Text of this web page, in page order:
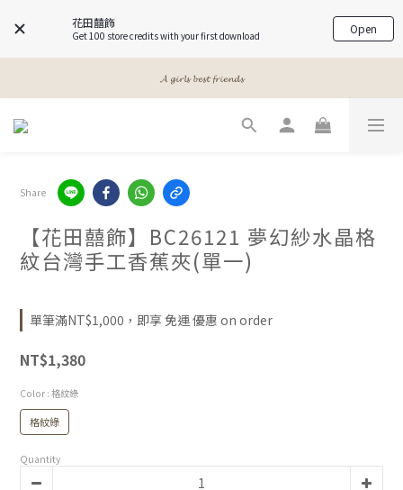
花田囍飾
Get 100 store credits with your first download Open
𝓐 𝓰𝓲𝓻𝓵𝓼 𝓫𝓮𝓼𝓽 𝓯𝓻𝓲𝓮𝓷𝓭𝓼
𝓐 𝓰𝓲𝓻𝓵𝓼 𝓫𝓮𝓼𝓽 𝓯𝓻𝓲𝓮𝓷𝓭𝓼
𝙈𝙚𝙚𝙩 𝙔𝙤𝙪𝙧 𝘽𝙚𝙖𝙪𝙩𝙮
Share
【花田囍飾】BC26121 夢幻紗水晶格
紋台灣手工香蕉夾(單一)
單筆滿NT$1,000，即享 免運 優惠 on order
NT$1,380
Color : 格紋綠
格紋綠
Quantity